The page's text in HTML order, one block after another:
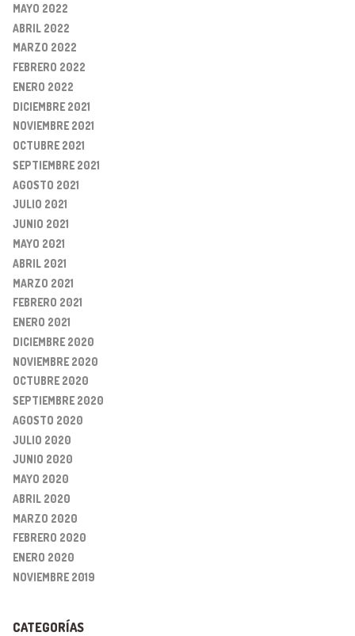
MAYO 2022
ABRIL 2022
MARZO 2022
FEBRERO 2022
ENERO 2022
DICIEMBRE 2021
NOVIEMBRE 2021
OCTUBRE 2021
SEPTIEMBRE 2021
AGOSTO 2021
JULIO 2021
JUNIO 2021
MAYO 2021
ABRIL 2021
MARZO 2021
FEBRERO 2021
ENERO 2021
DICIEMBRE 2020
NOVIEMBRE 2020
OCTUBRE 2020
SEPTIEMBRE 2020
AGOSTO 2020
JULIO 2020
JUNIO 2020
MAYO 2020
ABRIL 2020
MARZO 2020
FEBRERO 2020
ENERO 2020
NOVIEMBRE 2019
CATEGORÍAS